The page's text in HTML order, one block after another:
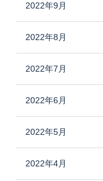
2022年9月
2022年8月
2022年7月
2022年6月
2022年5月
2022年4月